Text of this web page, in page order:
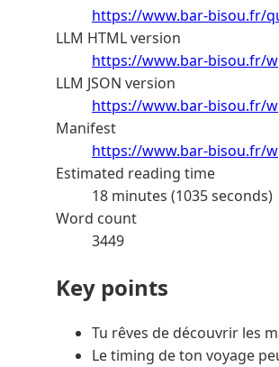
https://www.bar-bisou.fr/
LLM HTML version
https://www.bar-bisou.fr/
LLM JSON version
https://www.bar-bisou.fr/
Manifest
https://www.bar-bisou.fr/
Estimated reading time
18 minutes (1035 seconds)
Word count
3449
Key points
Tu rêves de découvrir les
Le timing de ton voyage